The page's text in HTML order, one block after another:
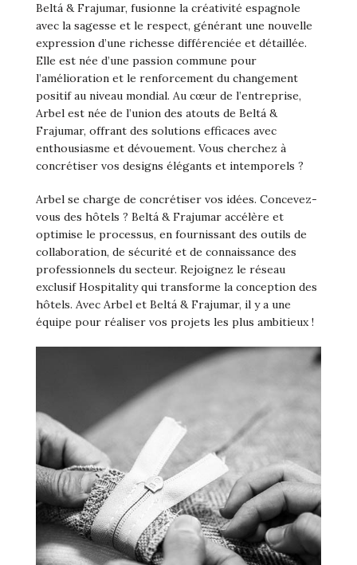
Beltá & Frajumar, fusionne la créativité espagnole
avec la sagesse et le respect, générant une nouvelle
expression d’une richesse différenciée et détaillée.
Elle est née d’une passion commune pour
l’amélioration et le renforcement du changement
positif au niveau mondial. Au cœur de l’entreprise,
Arbel est née de l’union des atouts de Beltá &
Frajumar, offrant des solutions efficaces avec
enthousiasme et dévouement. Vous cherchez à
concrétiser vos designs élégants et intemporels ?
Arbel se charge de concrétiser vos idées. Concevez-
vous des hôtels ? Beltá & Frajumar accélère et
optimise le processus, en fournissant des outils de
collaboration, de sécurité et de connaissance des
professionnels du secteur. Rejoignez le réseau
exclusif Hospitality qui transforme la conception des
hôtels. Avec Arbel et Beltá & Frajumar, il y a une
équipe pour réaliser vos projets les plus ambitieux !